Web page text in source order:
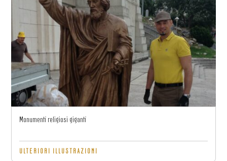
Monumenti religiosi giganti
ULTERIORI ILLUSTRAZIONI